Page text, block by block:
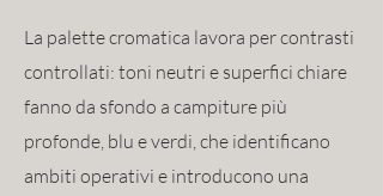
La palette cromatica lavora per contrasti
controllati: toni neutri e superfici chiare
fanno da sfondo a campiture più
profonde, blu e verdi, che identificano
ambiti operativi e introducono una